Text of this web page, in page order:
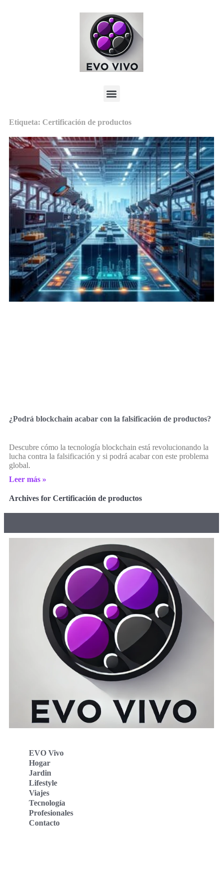
Etiqueta: Certificación de productos
¿Podrá blockchain acabar con la falsificación de productos?
Descubre cómo la tecnología blockchain está revolucionando la
lucha contra la falsificación y si podrá acabar con este problema
global.
Leer más »
Archives for Certificación de productos
EVO Vivo
Hogar
Jardin
Lifestyle
Viajes
Tecnología
Profesionales
Contacto